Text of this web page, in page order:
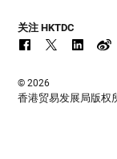
关注 HKTDC
© 2026
香港贸易发展局版权